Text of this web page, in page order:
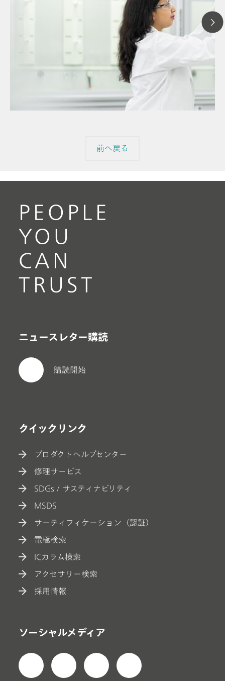
// イオンクロマトグラフィ
前へ戻る
PEOPLE
YOU
CAN
TRUST
ニュースレター購読
購読開始
クイックリンク
プロダクトヘルプセンター
修理サービス
SDGs / サスティナビリティ
MSDS
サーティフィケーション（認証）
電極検索
ICカラム検索
アクセサリー検索
採用情報
ソーシャルメディア